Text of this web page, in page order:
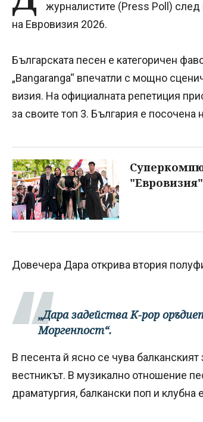
журналистите (Press Poll)
на Евровизия 2026.
Българската песен е категоричен
„Bangaranga“ впечатли с мощно
визия. На официалната репетиция
за своите топ 3. България е
"Евровизия"
Довечера Дара открива втория
„Дара задейства K-pop
Моргенпост“.
В песента й ясно се чува
вестникът. В музикално отношение
драматургия, балкански поп и клубна